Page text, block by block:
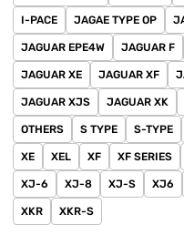
I-PACE JAGAE TYPE OP
JAGUAR EPE4W JAGUAR F
JAGUAR XE JAGUAR XF
JAGUAR XJS JAGUAR XK
OTHERS S TYPE S-TYPE
XE XEL XF XF SERIES
XJ-6 XJ-8 XJ-S XJ6
XKR XKR-S